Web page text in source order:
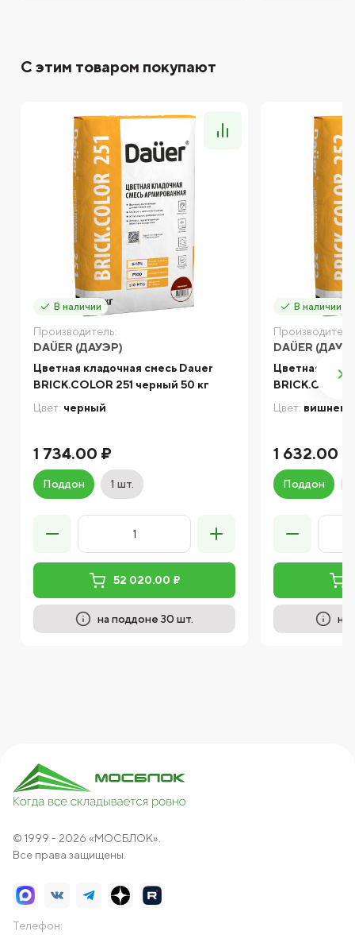
С этим товаром покупают
В наличии
Производитель:
DAÜER (ДАУЭР)
Цветная кладочная смесь Dauer
BRICK.COLOR 251 черный 50 кг
Цвет: черный
1 734.00 ₽
Поддон 1 шт.
52 020.00 ₽
на поддоне 30 шт.
В наличии
DAÜER
Цветная
Цвет:
1 632.00 ₽
Поддон
на
© 1999 - 2026 «МОСБЛОК».
Все права защищены.
Телефон: